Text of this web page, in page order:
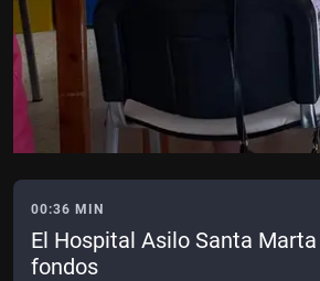
00:36 MIN
El Hospital Asilo Santa
fondos